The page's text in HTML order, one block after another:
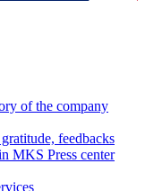
of the company
feedbacks
MKS Press center